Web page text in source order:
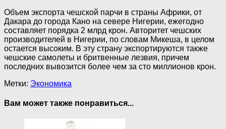
Объем экспорта чешской парчи в страны Африки, от
Дакара до города Кано на севере Нигерии, ежегодно
составляет порядка 2 млрд крон. Авторитет чешских
производителей в Нигерии, по словам Микеша, в целом
остается высоким. В эту страну экспортируются также
чешские самолеты и бритвенные лезвия, причем
последних вывозится более чем за сто миллионов крон.
Метки: Экономика
Вам может также понравиться...